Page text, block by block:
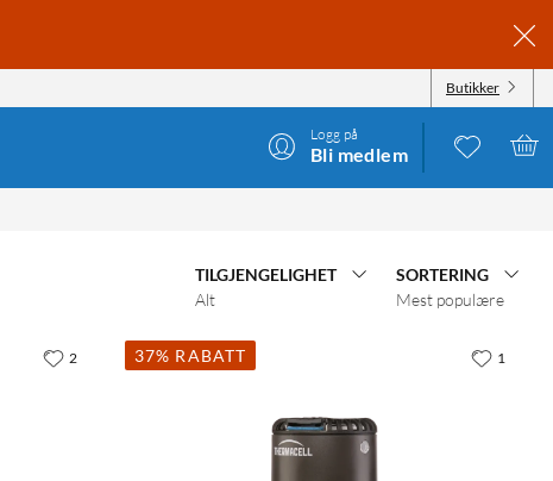
Butikker
Logg på
Bli medlem
TILGJENGELIGHET
Alt
SORTERING
Mest populære
2 37% RABATT 1